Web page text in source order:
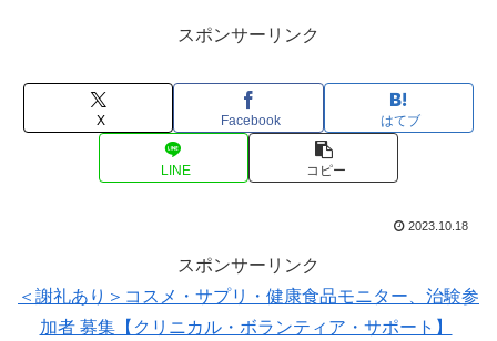
スポンサーリンク
X Facebook はてブ
LINE コピー
2023.10.18
スポンサーリンク
＜謝礼あり＞コスメ・サプリ・健康食品モニター、治験参
加者 募集【クリニカル・ボランティア・サポート】